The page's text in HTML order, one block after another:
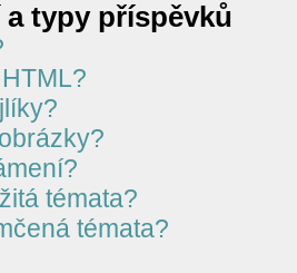
typy příspěvků
témata?
témata?